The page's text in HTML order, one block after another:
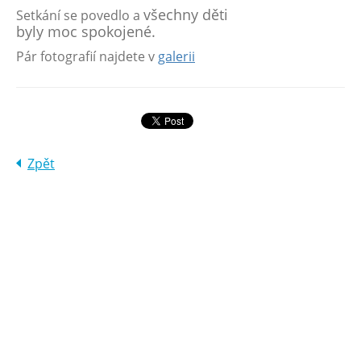
Setkání se povedlo a všechny děti
byly moc spokojené.
Pár fotografií najdete v galerii
Zpět